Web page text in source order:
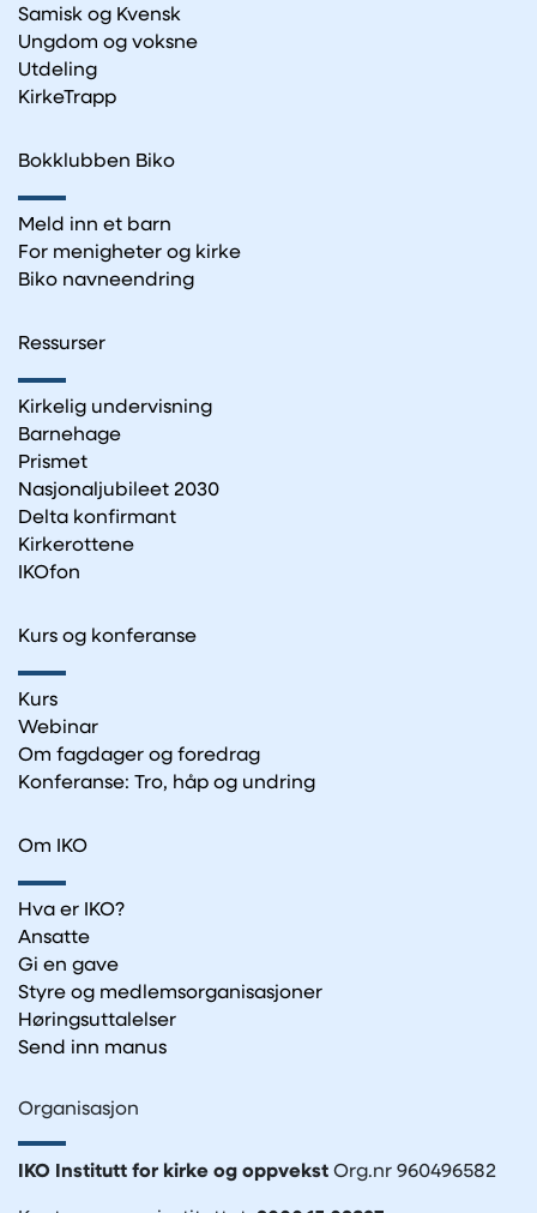
Samisk og Kvensk
Ungdom og voksne
Utdeling
KirkeTrapp
Bokklubben Biko
Meld inn et barn
For menigheter og kirke
Biko navneendring
Ressurser
Kirkelig undervisning
Barnehage
Prismet
Nasjonaljubileet 2030
Delta konfirmant
Kirkerottene
IKOfon
Kurs og konferanse
Kurs
Webinar
Om fagdager og foredrag
Konferanse: Tro, håp og undring
Om IKO
Hva er IKO?
Ansatte
Gi en gave
Styre og medlemsorganisasjoner
Høringsuttalelser
Send inn manus
Organisasjon
IKO Institutt for kirke og oppvekst Org.nr 960496582